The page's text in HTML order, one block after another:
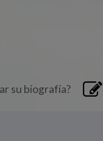
su biografía?